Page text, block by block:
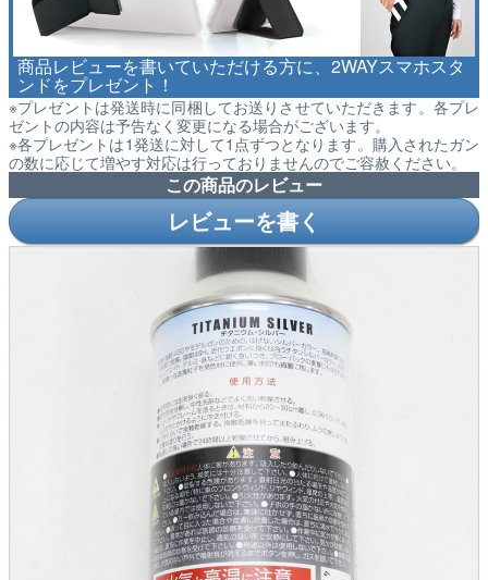
商品レビューを書いていただける方に、2WAYスマホスタ
ンドをプレゼント！
※プレゼントは発送時に同梱してお送りさせていただきます。各プレ
ゼントの内容は予告なく変更になる場合がございます。
※各プレゼントは1発送に対して1点ずつとなります。購入されたガン
の数に応じて増やす対応は行っておりませんのでご容赦ください。
この商品のレビュー
レビューを書く